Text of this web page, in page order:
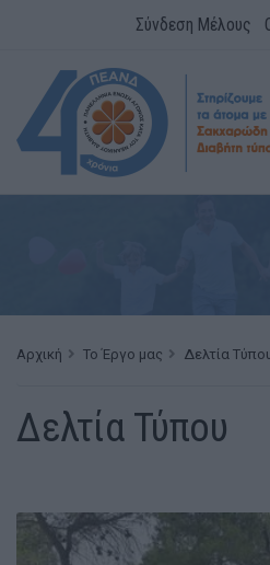
Σύνδεση Μέλους
Αρχική Το Έργο μας Δελτία
Δελτία Τύπου